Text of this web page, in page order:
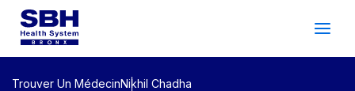
Services
Les Patients Visiteurs
Trouver Un MédecinNikhil Chadha